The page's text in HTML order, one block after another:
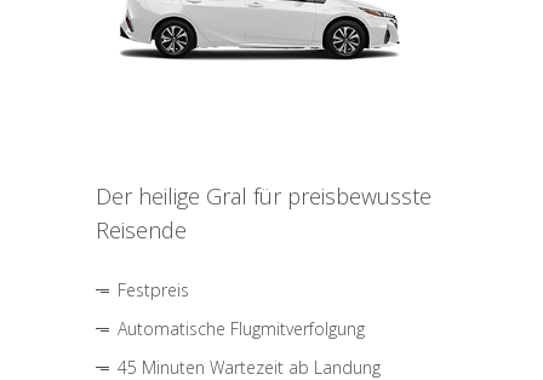
Der heilige Gral für preisbewusste
Reisende
Festpreis
Automatische Flugmitverfolgung
45 Minuten Wartezeit ab Landung